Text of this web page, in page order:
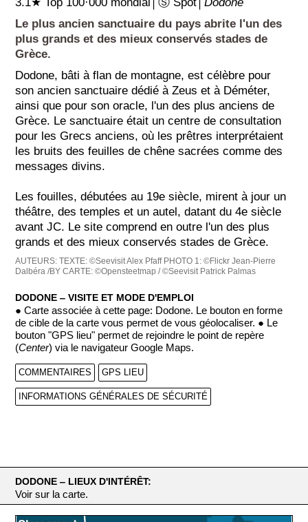
Le plus ancien sanctuaire du pays abrite l'un des
plus grands et des mieux conservés stades de
Grèce.
Dodone, bâti à flan de montagne, est célèbre pour
son ancien sanctuaire dédié à Zeus et à Déméter,
ainsi que pour son oracle, l'un des plus anciens de
Grèce. Le sanctuaire était un centre de consultation
pour les Grecs anciens, où les prêtres interprétaient
les bruits des feuilles de chêne sacrées comme des
messages divins.
Les fouilles, débutées au 19e siècle, mirent à jour un
théâtre, des temples et un autel, datant du 4e siècle
avant JC. Le site comprend en outre l'un des plus
grands et des mieux conservés stades de Grèce.
AUTEURS:TEXTE: ©Seevisit Alex Pfaff PHOTO 1: ©Flickr Jean-Pierre
Dalbéra /BY CARTE: ©Opensteetmap / ©Seevisit Patrick Palmas
DODONE ‒ VISITE ET MODE D'EMPLOI
● Carte associée à cette page: Dodone. Le bouton en forme
de cible de la carte vous permet de vous géolocaliser. ● Le
bouton "GPS lieu" permet de rejoindre le point de repère
(Center) via le navigateur Google Maps.
COMMENTAIRES GPS LIEU
INFORMATIONS GÉNÉRALES DE SÉCURITÉ
DODONE ‒ LIEUX D'INTÉRÊT:
Voir sur la carte.